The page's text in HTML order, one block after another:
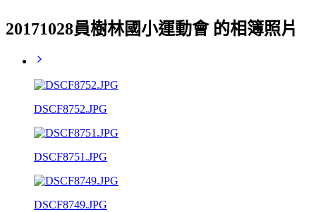
20171028員樹林國小運動會 的相簿照片
DSCF8752.JPG
DSCF8751.JPG
DSCF8749.JPG